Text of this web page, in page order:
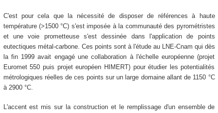
C'est pour cela que la nécessité de disposer de références à haute
température (>1500 °C) s'est imposée à la communauté des pyrométristes
et une voie prometteuse s'est dessinée dans l'application de points
eutectiques métal-carbone. Ces points sont à l'étude au LNE-Cnam qui dès
la fin 1999 avait engagé une collaboration à l'échelle européenne (projet
Euromet 550 puis projet européen HIMERT) pour étudier les potentialités
métrologiques réelles de ces points sur un large domaine allant de 1150 °C
à 2900 °C.
L'accent est mis sur la construction et le remplissage d'un ensemble de